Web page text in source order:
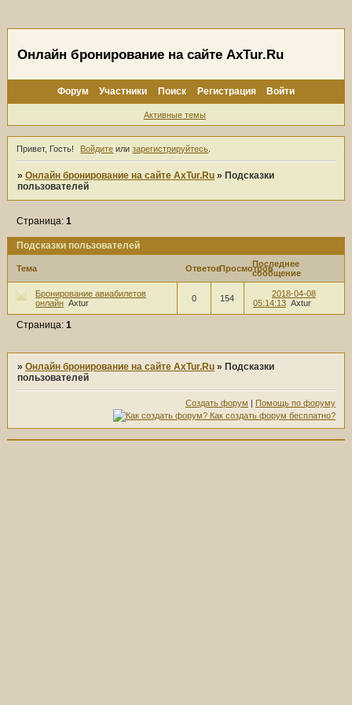
Онлайн бронирование на сайте AxTur.Ru
Форум Участники Поиск Регистрация Войти
Активные темы
Привет, Гость! Войдите илизарегистрируйтесь
»Онлайн бронирование на сайте AxTur.Ru » Подсказки
пользователей
Подсказки пользователей
Страница:1
Тема ОтветовПросмотровПоследнее
сообщение
Бронирование авиабилетов
онлайн Axtur 0 154
2018-04-08
05:14:13 Axtur
Страница:1
»Онлайн бронирование на сайте AxTur.Ru » Подсказки
пользователей
Создать форум | Помощь по форуму